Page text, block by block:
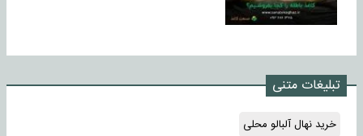
تبلیغات متنی
خرید نهال آلبالو محلی